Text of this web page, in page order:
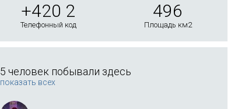
+420 2
Телефонный код
496
Площадь км2
5 человек побывали здесь
показать всех